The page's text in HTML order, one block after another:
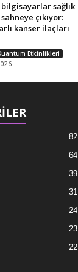
sağlık
çıkıyor:
kanser ilaçları
Etkinlikleri
82
64
39
31
24
23
22